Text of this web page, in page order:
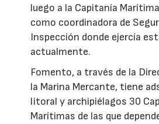
luego a la Capitanía
como coordinadora de
Inspección donde ejercía
actualmente.
Fomento, a través de la
la Marina Mercante, tiene
litoral y archipiélagos 30
Marítimas de las que